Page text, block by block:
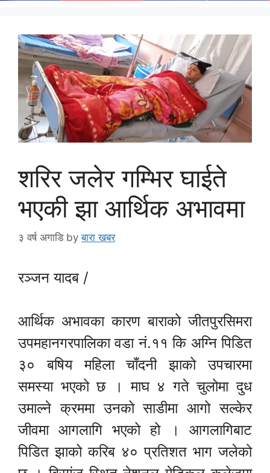
शरिर जलेर गम्भिर घाईते
भएकी झा आर्थिक अभावमा
३ वर्ष अगाडि byबारा खबर
रञ्जन यादब /
आर्थिक अभावका कारण बाराको जीतपुरसिमरा
उपमहानगरपालिका वडा नं.११ कि अग्नि पिडित
३० बषिय महिला चाँदनी झाको उपचारमा
समस्या भएको छ । माघ ४ गते चुलोमा दुध
उमाल्ने क्रममा उनको साडीमा आगो सल्केर
जीवमा आगलागि भएको हो । आगलागिबाट
पिडित झाको करिब ४० प्रतिशत भाग जलेको